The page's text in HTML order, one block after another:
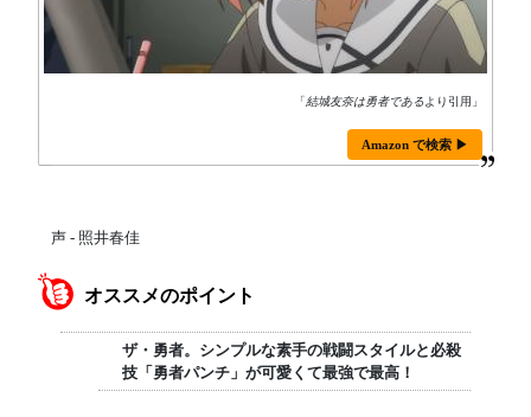
「結城友奈は勇者であるより引用」
Amazon で検索 ▶
声 - 照井春佳
オススメのポイント
ザ・勇者。シンプルな素手の戦闘スタイルと必殺
技「勇者パンチ」が可愛くて最強で最高！